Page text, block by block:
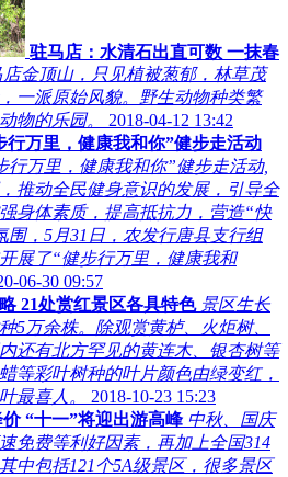
驻马店：水清石出直可数 一抹春
金顶山，只见植被葱郁，林草茂
一派原始风貌。野生动物种类繁
物的乐园。 2018-04-12 13:42
行万里，健康我和你”健步走活动
行万里，健康我和你”健步走活动,
推动全民健身意识的发展，引导全
身体素质，提高抵抗力，营造“快
围，5月31日，农发行唐县支行组
展了“健步行万里，健康我和
06-30 09:57
21处赏红景区各具特色 景区生长
5万余株。除观赏黄栌、火炬树、
还有北方罕见的黄连木、银杏树等
等彩叶树种的叶片颜色由绿变红，
最喜人。
2018-10-23 15:23
“十一”将迎出游高峰 中秋、国庆
免费等利好因素，再加上全国314
中包括121个5A级景区，很多景区